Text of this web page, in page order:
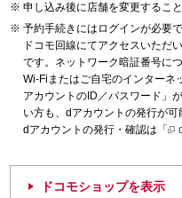
申し込み後に店舗を変更するこ
予約手続きにはログインが必要で
ドコモ回線にてアクセスいただ
です。ネットワーク暗証番号に
Wi-Fiまたはご自宅のインターネ
アカウントのID／パスワード」
い方も、dアカウントの発行が可
dアカウントの発行・確認は「
ドコモショップを表示